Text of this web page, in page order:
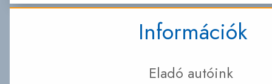
Információk
Eladó autóink